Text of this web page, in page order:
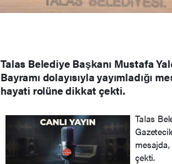
Talas Belediye Başkanı Mustafa
Bayramı dolayısıyla yayımladığı
hayati rolüne dikkat çekti.
Talas
çekti.